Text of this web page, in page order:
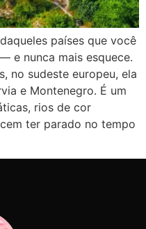
países que você
e nunca mais esquece.
no sudeste europeu, ela
e Montenegro. É um
rios de cor
ter parado no tempo